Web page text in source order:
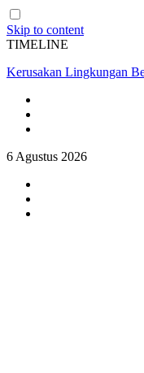
Skip to content
TIMELINE
Kerusakan Lingkungan
6 Agustus 2026